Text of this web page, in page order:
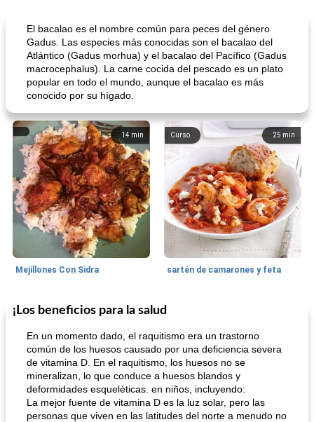
El bacalao es el nombre común para peces del género
Gadus. Las especies más conocidas son el bacalao del
Atlántico (Gadus morhua) y el bacalao del Pacífico (Gadus
macrocephalus). La carne cocida del pescado es un plato
popular en todo el mundo, aunque el bacalao es más
conocido por su hígado.
14 min
Mejillones Con Sidra
25 min
Curso
sartén de camarones y feta
80 min
Sopas, Guisos Y Chili
¡Los beneficios para la salud
En un momento dado, el raquitismo era un trastorno
común de los huesos causado por una deficiencia severa
de vitamina D. En el raquitismo, los huesos no se
mineralizan, lo que conduce a huesos blandos y
deformidades esqueléticas. en niños, incluyendo:
La mejor fuente de vitamina D es la luz solar, pero las
personas que viven en las latitudes del norte a menudo no